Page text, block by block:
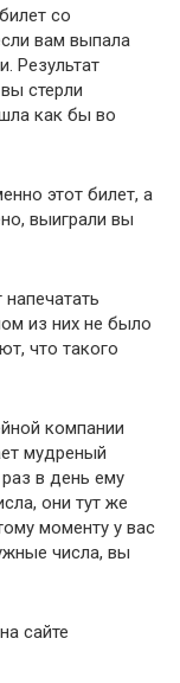
со
вам выпала
Результат
стерли
как бы во
этот билет, а
выиграли вы
из них не было
что такого
компании
мудреный
в день ему
они тут же
моменту у вас
числа, вы
сайте